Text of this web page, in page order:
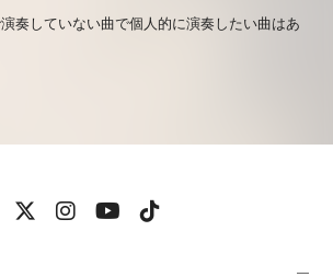
奏していない曲で個人的に演奏したい曲はあ